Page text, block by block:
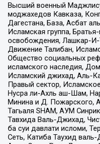
Высший военный
моджахедов Кавказа,
Дагестана, База, Асбат
Исламская группа,
освобождения, Лашкар-И-
Движение Талибан,
Общество социальных
исламского наследия,
Исламский джихад, Аль-
Правый сектор,
Нусра ли-Ахль аш-Шам,
Минина и Д. Пожарского,
Тагьаля SHAM, АУМ
Тавхида Валь-Джихад,
ба суи давлати исломи,
Сеть, Катиба Таухид